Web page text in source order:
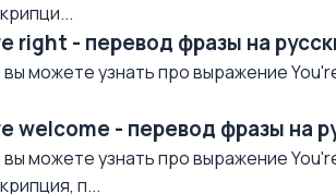
right - перевод фразы на
можете узнать про выражение
welcome - перевод фразы на
можете узнать про выражение
п...